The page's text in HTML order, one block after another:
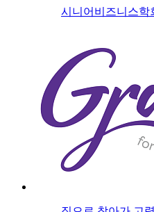
시니어비즈니스학